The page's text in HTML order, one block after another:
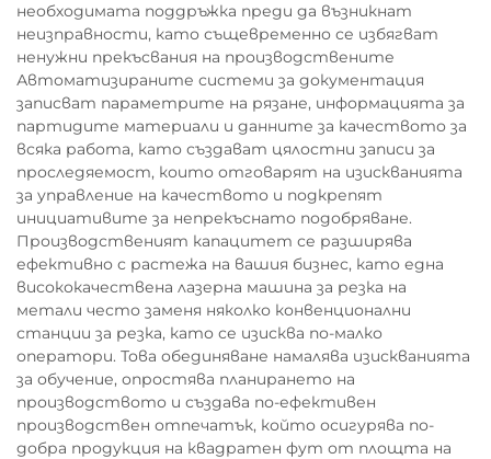
необходимата поддръжка преди да възникнат
неизправности, като същевременно се избягват
ненужни прекъсвания на производствените
Автоматизираните системи за документация
записват параметрите на рязане, информацията за
партидите материали и данните за качеството за
всяка работа, като създават цялостни записи за
проследяемост, които отговарят на изискванията
за управление на качеството и подкрепят
инициативите за непрекъснато подобряване.
Производственият капацитет се разширява
ефективно с растежа на вашия бизнес, като една
висококачествена лазерна машина за резка на
метали често заменя няколко конвенционални
станции за резка, като се изисква по-малко
оператори. Това обединяване намалява изискванията
за обучение, опростява планирането на
производството и създава по-ефективен
производствен отпечатък, който осигурява по-
добра продукция на квадратен фут от площта на